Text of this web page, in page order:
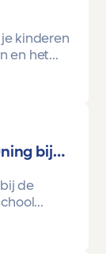
kinderen
en het
dan ze
daarin
soms
om te
bij…
de